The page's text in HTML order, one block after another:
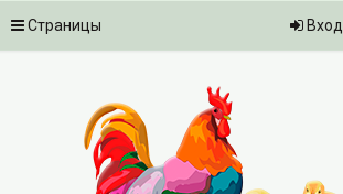
Страницы Вход